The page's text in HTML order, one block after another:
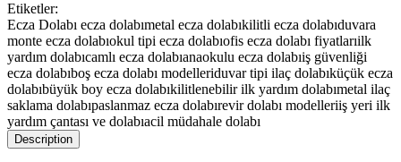
Etiketler:
Ecza Dolabı ecza dolabımetal ecza dolabıkilitli ecza dolabıduvara
monte ecza dolabıokul tipi ecza dolabıofis ecza dolabı fiyatlarıilk
yardım dolabıcamlı ecza dolabıanaokulu ecza dolabıiş güvenliği
ecza dolabıboş ecza dolabı modelleriduvar tipi ilaç dolabıküçük ecza
dolabıbüyük boy ecza dolabıkilitlenebilir ilk yardım dolabımetal ilaç
saklama dolabıpaslanmaz ecza dolabırevir dolabı modelleriiş yeri ilk
yardım çantası ve dolabıacil müdahale dolabı
Description